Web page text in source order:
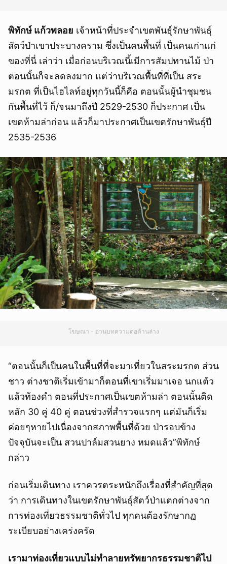
พิทักษ์ แก้วพลอย เจ้าหน้าที่ประจำเขตพันธุ์รักษาพันธุ์
สัตว์ป่าเขาประบางคราม ซึ่งเป็นคนพื้นที่ เป็นคนเก่าแก่
ของที่นี่ เล่าว่า เมื่อก่อนบริเวณนี้เมีการสัมปทานไม้ ป่า
ตอนนั้นก็จะลดลงมาก แต่ว่าบริเวณพื้นที่ที่เป็น สระ
มรกต ที่เป็นไฮไลท์อยู่ทุกวันนี้ก็คือ ตอนนั้นผู้นำชุมชน
กันพื้นที่ไว้ ก็/จนมาถึงปี 2529-2530 ก็ประกาศ เป็น
เขตห้ามล่าก่อน แล้วก็มาประกาศเป็นเขตรักษาพันธุ์ปี
2535-2536
โฆษณา - อ่านบทความต่อด้านล่าง
“ตอนนั้นก็เป็นคนในพื้นที่ที่จะมาเที่ยวในสระมรกต ส่วน
ชาว ต่างชาติเริ่มเข้ามาก็ตอนที่เขาเริ่มมาเจอ นกแต้ว
แล้วท้องดำ ตอนที่ประกาศเป็นเขตห้ามล่า ตอนนั้นติด
หลัก 30 คู่ 40 คู่ ตอนช่วงที่สำรวจแรกๆ แต่มันก็เริ่ม
ค่อยๆหายไปเนื่องจากสภาพพื้นที่ด้วย ป่ารอบข้าง
ปัจจุบันจะเป็น สวนปาล์มสวนยาง หมดแล้ว”พิทักษ์
กล่าว
ก่อนเริ่มเดินทาง เราควรตระหนักถึงเรื่องที่สำคัญที่สุด
ว่า การเดินทางในเขตรักษาพันธุ์สัตว์ป่าแตกต่างจาก
การท่องเที่ยวธรรมชาติทั่วไป ทุกคนต้องรักษากฏ
ระเบียบอย่างเคร่งครัด
เรามาท่องเที่ยวแบบไม่ทำลายทรัพยากรธรรมชาติไป